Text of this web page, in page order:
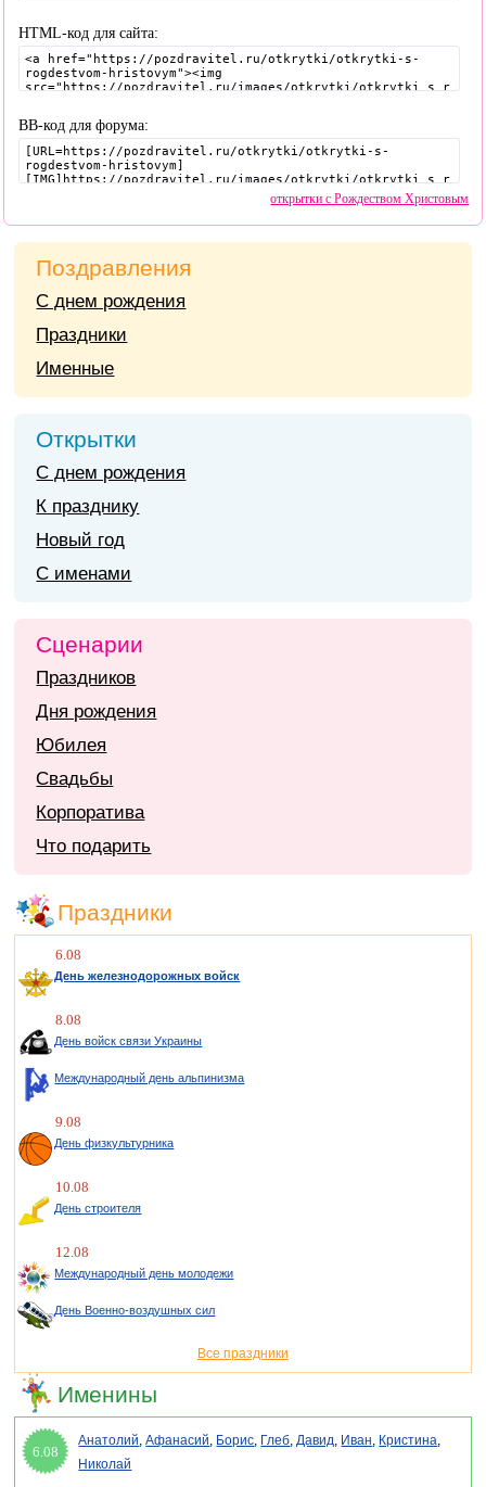
HTML-код для сайта:
BB-код для форума:
открытки с Рождеством Христовым
Поздравления
С днем рождения
Праздники
Именные
Открытки
С днем рождения
К празднику
Новый год
С именами
Сценарии
Праздников
Дня рождения
Юбилея
Свадьбы
Корпоратива
Что подарить
Праздники
6.08
День железнодорожных войск
8.08
День войск связи Украины
Международный день альпинизма
9.08
День физкультурника
10.08
День строителя
12.08
Международный день молодежи
День Военно-воздушных сил
Все праздники
Именины
6.08
Анатолий,Афанасий, Борис, Глеб,Давид, Иван, Кристина,
Николай